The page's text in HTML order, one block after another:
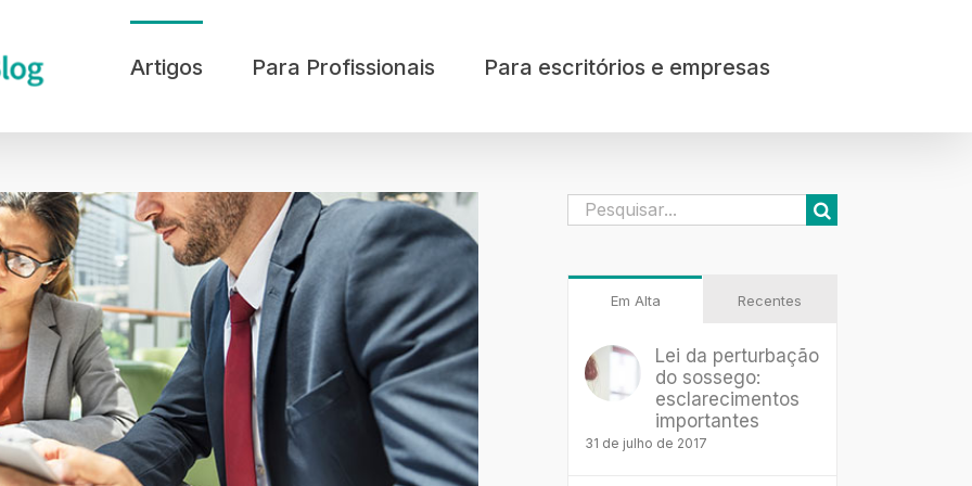
Artigos Para Profissionais Para escritórios e empresas
Buscar
resultados
Em Alta Recentes
Lei da perturbação
do sossego:
esclarecimentos
importantes
31 de julho de 2017